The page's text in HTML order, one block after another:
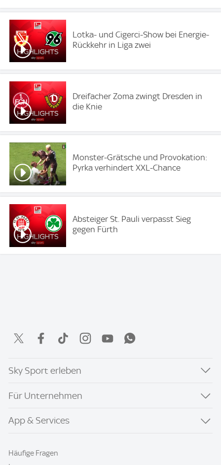
Lotka- und Cigerci-Show bei Energie-
Rückkehr in Liga zwei
Dreifacher Zoma zwingt Dresden in
die Knie
Monster-Grätsche und Provokation:
Pyrka verhindert XXL-Chance
Absteiger St. Pauli verpasst Sieg
gegen Fürth
Sky Sport erleben
Für Unternehmen
App & Services
Häufige Fragen